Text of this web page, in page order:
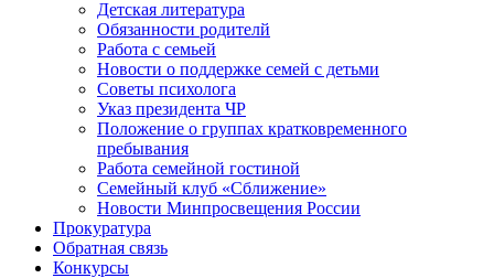
Детская литература
Обязанности родителй
Работа с семьей
Новости о поддержке семей с детьми
Советы психолога
Указ президента ЧР
Положение о группах кратковременного
пребывания
Работа семейной гостиной
Семейный клуб «Сближение»
Новости Минпросвещения России
Прокуратура
Обратная связь
Конкурсы